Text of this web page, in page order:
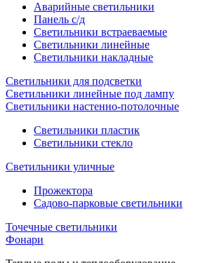
Аварийные светильники
Панель с/д
Светильники встраеваемые
Светильники линейные
Светильники накладные
Светильники для подсветки
Светильники линейные под лампу
Светильники настенно-потолочные
Светильники плаcтик
Светильники стекло
Светильники уличные
Прожектора
Садово-парковые светильники
Точечные светильники
Фонари